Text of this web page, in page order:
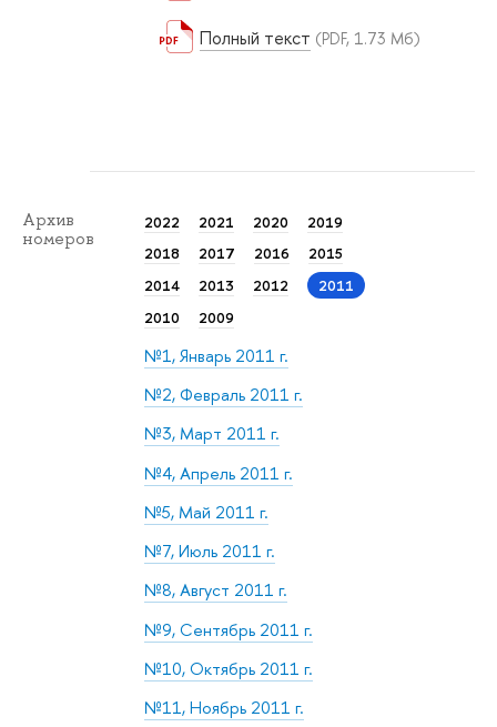
Полный текст (PDF, 1.73 Мб)
Архив
номеров
2022 2021 2020
2019
2018
2017 2016
2015
2014
2013 2012
2011
2010
2009
№1, Январь 2011 г.
№2, Февраль 2011 г.
№3, Март 2011 г.
№4, Апрель 2011 г.
№5, Май 2011 г.
№7, Июль 2011 г.
№8, Август 2011 г.
№9, Сентябрь 2011 г.
№10, Октябрь 2011 г.
№11, Ноябрь 2011 г.